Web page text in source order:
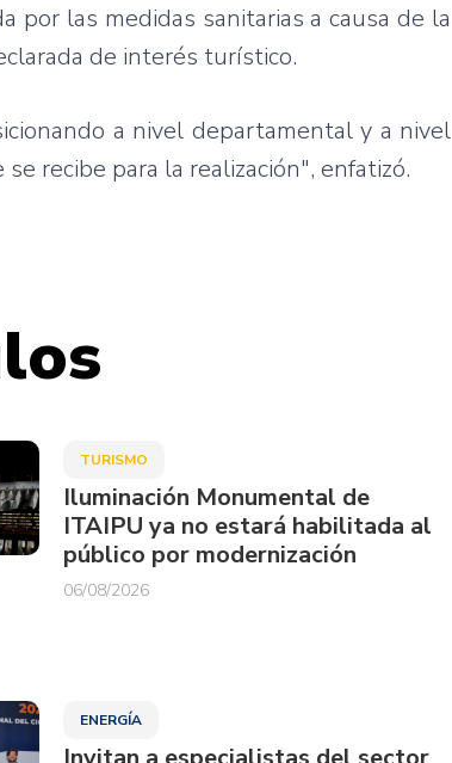
por las medidas sanitarias a causa de la
de interés turístico.
a nivel departamental y a nivel
recibe para la realización", enfatizó.
TURISMO
Iluminación Monumental de
ITAIPU ya no estará habilitada al
público por modernización
06/08/2026
ENERGÍA